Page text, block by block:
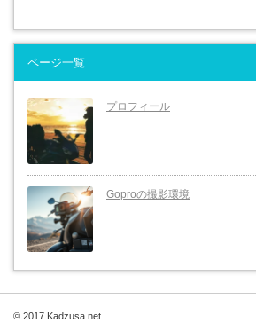
ページ一覧
プロフィール
Goproの撮影環境
© 2017 Kadzusa.net